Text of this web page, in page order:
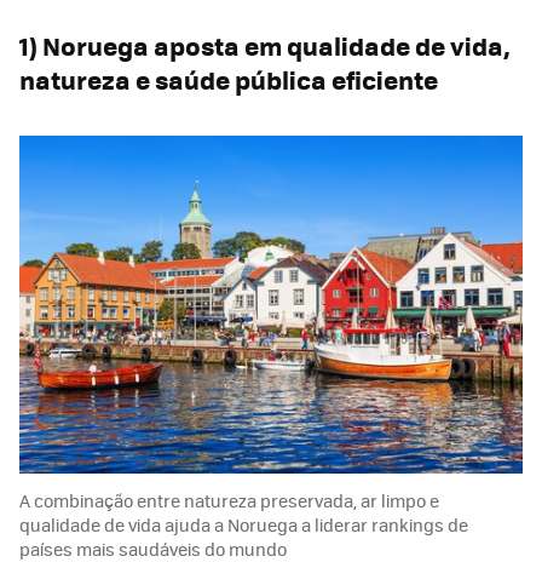
1) Noruega aposta em qualidade de vida,
natureza e saúde pública eficiente
A combinação entre natureza preservada, ar limpo e
qualidade de vida ajuda a Noruega a liderar rankings de
países mais saudáveis do mundo